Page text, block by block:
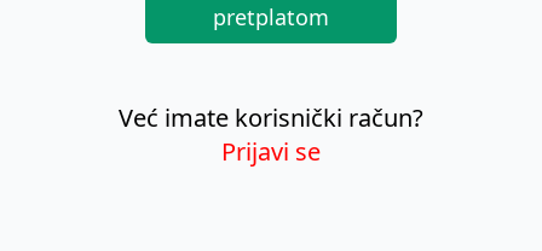
pretplatom
Već imate korisnički račun?
Prijavi se